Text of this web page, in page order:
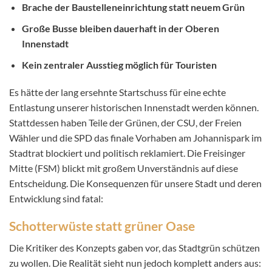
Brache der Baustelleneinrichtung statt neuem Grün
Große Busse bleiben dauerhaft in der Oberen
Innenstadt
Kein zentraler Ausstieg möglich für Touristen
Es hätte der lang ersehnte Startschuss für eine echte
Entlastung unserer historischen Innenstadt werden können.
Stattdessen haben Teile der Grünen, der CSU, der Freien
Wähler und die SPD das finale Vorhaben am Johannispark im
Stadtrat blockiert und politisch reklamiert. Die Freisinger
Mitte (FSM) blickt mit großem Unverständnis auf diese
Entscheidung. Die Konsequenzen für unsere Stadt und deren
Entwicklung sind fatal:
Schotterwüste statt grüner Oase
Die Kritiker des Konzepts gaben vor, das Stadtgrün schützen
zu wollen. Die Realität sieht nun jedoch komplett anders aus: